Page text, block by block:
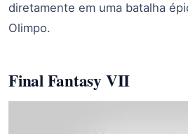
diretamente em uma batalha
Olimpo.
Final Fantasy VII